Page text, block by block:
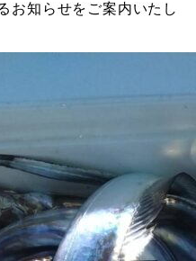
お知らせをご案内いたし